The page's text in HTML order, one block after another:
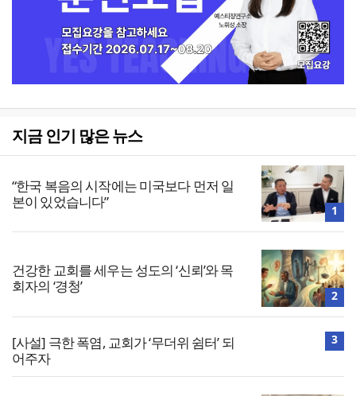
지금 인기 많은 뉴스
“한국 복음의 시작에는 미국보다 먼저 일
본이 있었습니다”
1
건강한 교회를 세우는 성도의 ‘신뢰’와 목
회자의 ‘경청’
2
[사설] 극한 폭염, 교회가 ‘무더위 쉼터’ 되
어주자
3